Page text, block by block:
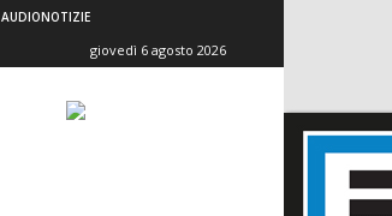
AUDIONOTIZIE
giovedì 6 agosto 2026